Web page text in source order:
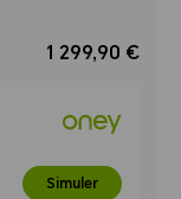
1 299,90 €
Simuler